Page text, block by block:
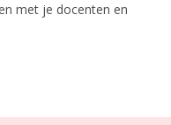
met je docenten en